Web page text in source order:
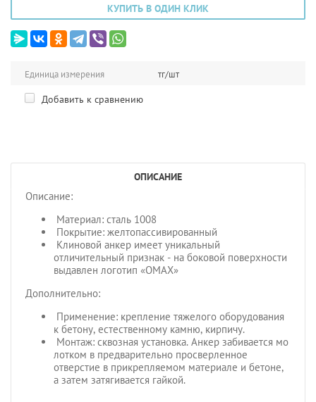
КУПИТЬ В ОДИН КЛИК
Единица измерения тг/шт
Добавить к сравнению
ОПИСАНИЕ
Описание:
Материал: сталь 1008
Покрытие: желтопассивированный
Клиновой анкер имеет уникальный
отличительный признак - на боковой поверхности
выдавлен логотип «ОМАХ»
Дополнительно:
Применение: крепление тяжелого оборудования
к бетону, естественному камню, кирпичу.
Монтаж: сквозная установка. Анкер забивается мо
лотком в предварительно просверленное
отверстие в прикрепляемом материале и бетоне,
а затем затягивается гайкой.